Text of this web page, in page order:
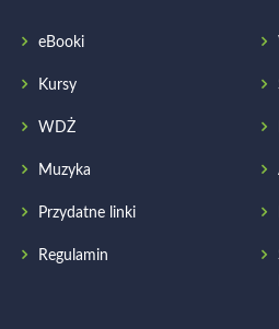
eBooki
Kursy
WDŻ
Muzyka
Przydatne linki
Regulamin